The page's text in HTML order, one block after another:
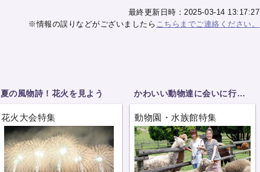
最終更新日時：2025-03-14 13:17:27
※情報の誤りなどがございましたら こちらまでご連絡ください。
夏の風物詩！花火を見よう
花火大会特集
かわいい動物達に会いに行こう
動物園・水族館特集